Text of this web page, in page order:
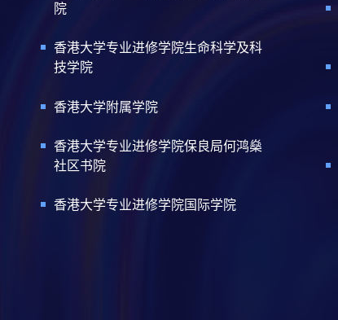
院
香港大学专业进修学院生命科学及科
技学院
香港大学附属学院
香港大学专业进修学院保良局何鸿燊
社区书院
香港大学专业进修学院国际学院